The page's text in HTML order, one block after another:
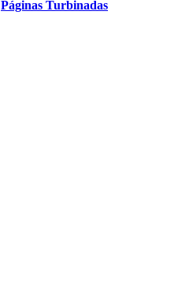
Páginas Turbinadas